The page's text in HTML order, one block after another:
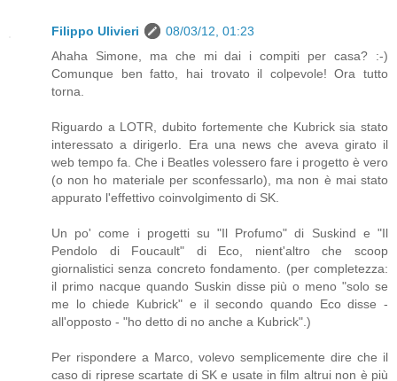
Filippo Ulivieri
08/03/12, 01:23
Ahaha Simone, ma che mi dai i compiti per casa? :-)
Comunque ben fatto, hai trovato il colpevole! Ora tutto
torna.
Riguardo a LOTR, dubito fortemente che Kubrick sia stato
interessato a dirigerlo. Era una news che aveva girato il
web tempo fa. Che i Beatles volessero fare i progetto è vero
(o non ho materiale per sconfessarlo), ma non è mai stato
appurato l'effettivo coinvolgimento di SK.
Un po' come i progetti su "Il Profumo" di Suskind e "Il
Pendolo di Foucault" di Eco, nient'altro che scoop
giornalistici senza concreto fondamento. (per completezza:
il primo nacque quando Suskin disse più o meno "solo se
me lo chiede Kubrick" e il secondo quando Eco disse -
all'opposto - "ho detto di no anche a Kubrick".)
Per rispondere a Marco, volevo semplicemente dire che il
caso di riprese scartate di SK e usate in film altrui non è più